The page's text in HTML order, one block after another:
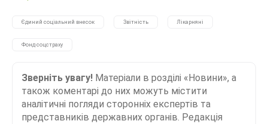
Єдиний соціальний внесок Звітність Лікарняні
Фонд соцстраху
Зверніть увагу! Матеріали в розділі «Новини», а
також коментарі до них можуть містити
аналітичні погляди сторонніх експертів та
представників державних органів. Редакція